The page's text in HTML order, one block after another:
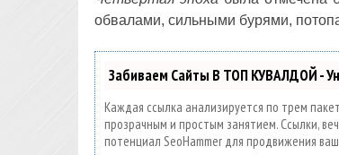
обвалами, сильными бурями,
Забиваем Сайты В ТОП КУВАЛДОЙ -
Каждая ссылка анализируется по трем
прозрачным и простым занятием. Ссылки,
потенциал SeoHammer для продвижения